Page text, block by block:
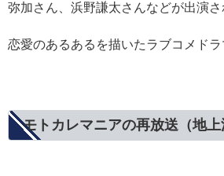
弥加さん、浜野謙太さんなどが出演さ
恋愛のあるあるを描いたラブコメドラ
モトカレマニアの再放送（地上